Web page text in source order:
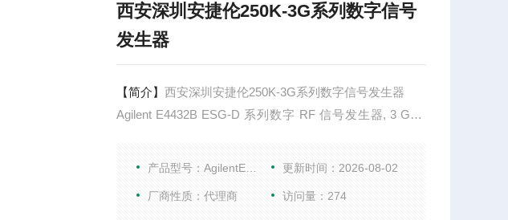
西安深圳安捷伦250K-3G系列数字信号
发生器
【简介】西安深圳安捷伦250K-3G系列数字信号发生器
Agilent E4432B ESG-D 系列数字 RF 信号发生器, 3 GHz
带宽达 35 MHz 可选的双任意波形发生器 和/或实时 I/Q 基
产品型号：AgilentE4432B 更新时间：2026-08-02
厂商性质：代理商 访问量：274